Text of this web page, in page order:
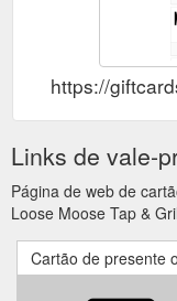
https://
Links de vale-
Página de web de
Loose Moose Tap &
Cartão de presente